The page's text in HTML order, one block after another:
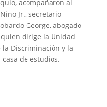
acompañaron al
Jr., secretario
George, abogado
quien dirige la Unidad
Discriminación y la
casa de estudios.